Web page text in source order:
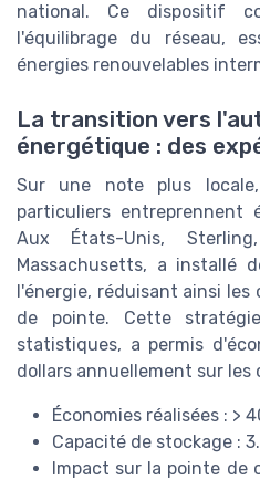
national. Ce dispositif
l'équilibrage du réseau,
énergies renouvelables
La transition vers
énergétique : des
Sur une note plus
particuliers entreprennent
Aux États-Unis,
Massachusetts, a installé
l'énergie, réduisant ainsi les
de pointe. Cette
statistiques, a permis
dollars annuellement sur
Économies réalisées : >
Capacité de stockage :
Impact sur la pointe de